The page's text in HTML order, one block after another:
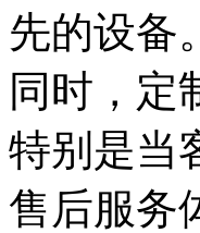
先的设备。
同时，定
特别是当
售后服务